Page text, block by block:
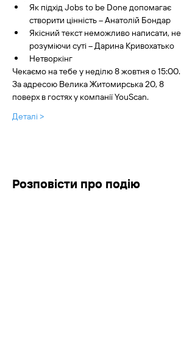
Як підхід Jobs to be Done допомагає
створити цінність – Анатолій Бондар
Якісний текст неможливо написати, не
розуміючи суті – Дарина Кривохатько
Нетворкінг
Чекаємо на тебе у неділю 8 жовтня о 15:00.
За адресою Велика Житомирська 20, 8
поверх в гостях у компанії YouScan.
Деталі >
Розповісти про подію